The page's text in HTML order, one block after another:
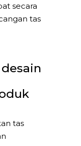
secara
tas
tas